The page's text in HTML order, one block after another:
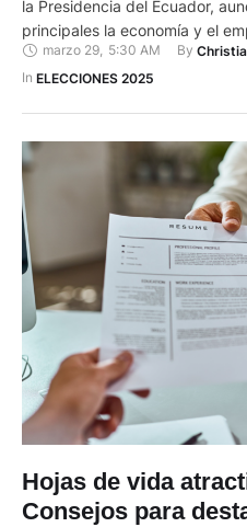
la Presidencia del Ecuador,
principales la economía y el
Noboa aseguró que
una política para promover
marzo 29, 5:30 AM By
In ELECCIONES 2025
Hojas de vida
Consejos para